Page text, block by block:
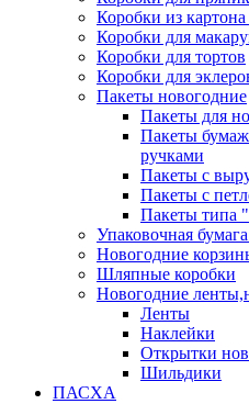
Коробки из
Коробки для
Коробки для тортов
Коробки для
Пакеты новогодние
Пакеты для
Пакеты
ручками
Пакеты с
Пакеты с
Пакеты типа
Упаковочная
Новогодние
Шляпные коробки
Новогодние
Ленты
Наклейки
Открытки
Шильдики
ПАСХА